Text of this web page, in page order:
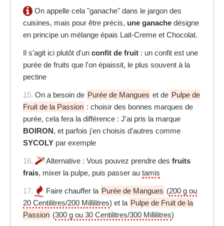
On appelle cela "ganache" dans le jargon des
cuisines, mais pour être précis, une ganache désigne
en principe un mélange épais Lait-Creme et Chocolat.
Il s'agit ici plutôt d'un confit de fruit : un confit est une
purée de fruits que l'on épaissit, le plus souvent à la
pectine
15. On a besoin de Purée de Mangues et de Pulpe de
Fruit de la Passion : choisir des bonnes marques de
purée, cela fera la différence : J'ai pris la marque
BOIRON , et parfois j'en choisis d'autres comme
SYCOLY par exemple
16. Alternative : Vous pouvez prendre des fruits
frais, mixer la pulpe, puis passer au tamis
17. Faire chauffer la Purée de Mangues (200 g ou
20 Centilitres/200 Millilitres) et la Pulpe de Fruit de la
Passion (300 g ou 30 Centilitres/300 Millilitres)